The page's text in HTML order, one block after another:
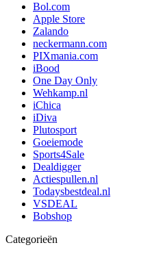
Bol.com
Apple Store
Zalando
neckermann.com
PIXmania.com
iBood
One Day Only
Wehkamp.nl
iChica
iDiva
Plutosport
Goeiemode
Sports4Sale
Dealdigger
Actiespullen.nl
Todaysbestdeal.nl
VSDEAL
Bobshop
Categorieën